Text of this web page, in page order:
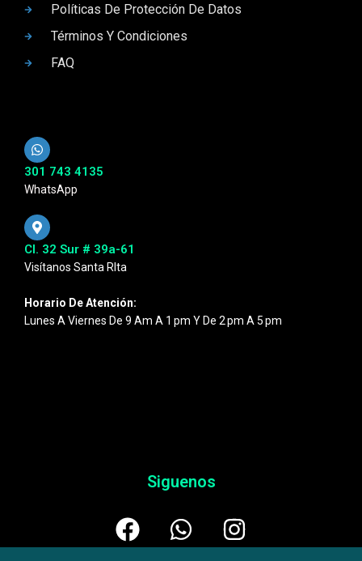
Políticas De Protección De Datos
Términos Y Condiciones
FAQ
301 743 4135
WhatsApp
Cl. 32 Sur # 39a-61
Visítanos Santa RIta
Horario De Atención:
Lunes A Viernes De 9 Am A 1 Pm Y De 2 Pm A 5 Pm
Siguenos